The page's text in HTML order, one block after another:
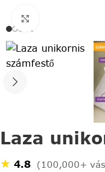
Laza
★ 4.8 (100,000+